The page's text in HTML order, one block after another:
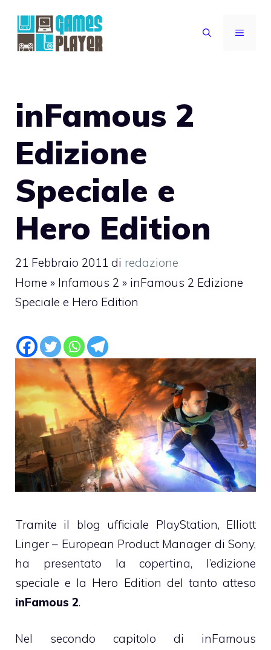
contenuto
MENU
inFamous 2
Edizione
Speciale e
Hero Edition
21 Febbraio 2011 di redazione
Home » Infamous 2 » inFamous 2 Edizione
Speciale e Hero Edition
Tramite il blog ufficiale PlayStation, Elliott
Linger – European Product Manager di Sony,
ha presentato la copertina, l’edizione
speciale e la Hero Edition del tanto atteso
inFamous 2.
Nel secondo capitolo di inFamous